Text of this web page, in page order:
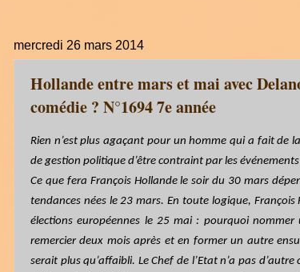
mercredi 26 mars 2014
Hollande entre mars et mai avec
comédie ? N°1694 7e année
Rien n’est plus agaçant pour un homme qui a fait de
de gestion politique d’être contraint par les
Ce que fera François Hollande le soir du 30 mars
tendances nées le 23 mars. En toute logique,
élections européennes le 25 mai : pourquoi
remercier deux mois après et en former un autre
serait plus qu’affaibli. Le Chef de l’Etat n’a pas